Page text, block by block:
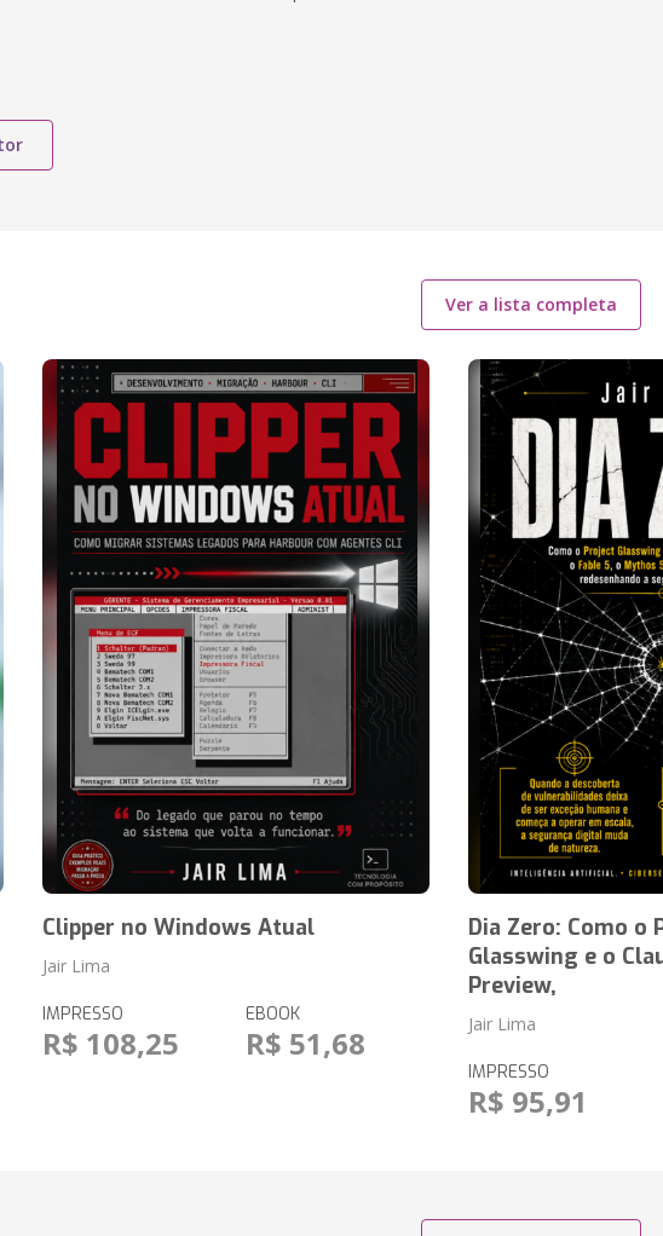
Ver a lista completa
Clipper no Windows Atual
Jair Lima
IMPRESSO
R$ 108,25
EBOOK
R$ 51,68
Dia Zero: Como o
Glasswing e o
Preview,
Jair Lima
IMPRESSO
R$ 95,91